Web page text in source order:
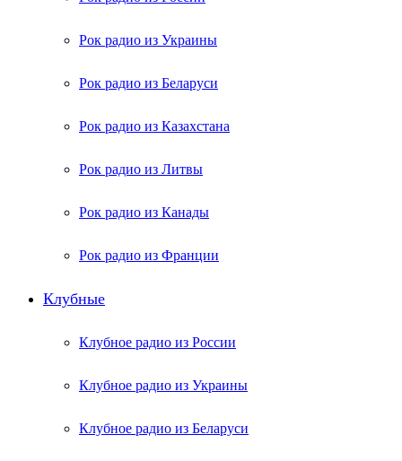
Рок радио из Украины
Рок радио из Беларуси
Рок радио из Казахстана
Рок радио из Литвы
Рок радио из Канады
Рок радио из Франции
Клубные
Клубное радио из России
Клубное радио из Украины
Клубное радио из Беларуси